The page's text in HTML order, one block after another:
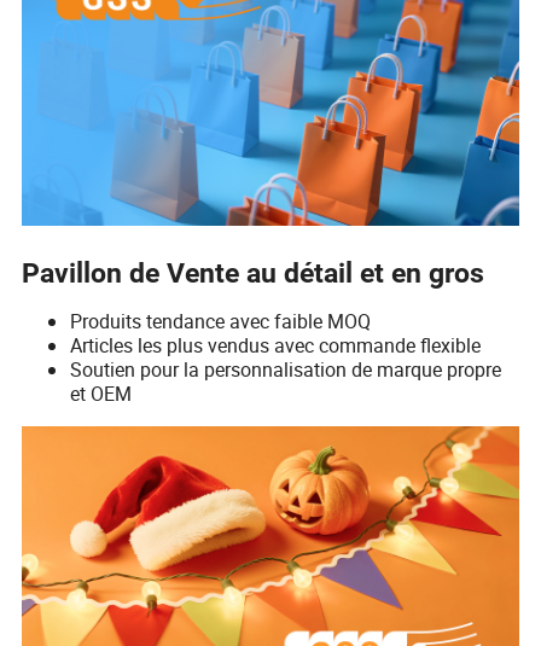
Pavillon de Vente au détail et en gros
Produits tendance avec faible MOQ
Articles les plus vendus avec commande flexible
Soutien pour la personnalisation de marque propre
et OEM